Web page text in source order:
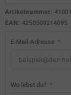
Artikelnummer: 41001
EAN: 4250509214095
E-Mail-Adresse
Wo lebst du?